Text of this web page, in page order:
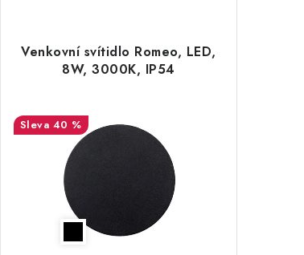
Venkovní svítidlo Romeo, LED,
8W, 3000K, IP54
40 %